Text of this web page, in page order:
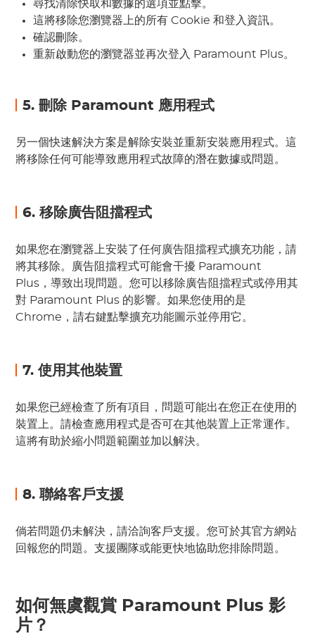
尋找清除快取和數據的選項並點擊。
這將移除您瀏覽器上的所有 Cookie 和登入資訊。
確認刪除。
重新啟動您的瀏覽器並再次登入 Paramount Plus。
5. 刪除 Paramount 應用程式
另一個快速解決方案是解除安裝並重新安裝應用程式。這
將移除任何可能導致應用程式故障的潛在數據或問題。
6. 移除廣告阻擋程式
如果您在瀏覽器上安裝了任何廣告阻擋程式擴充功能，請
將其移除。廣告阻擋程式可能會干擾 Paramount
Plus，導致出現問題。您可以移除廣告阻擋程式或停用其
對 Paramount Plus 的影響。如果您使用的是
Chrome，請右鍵點擊擴充功能圖示並停用它。
7. 使用其他裝置
如果您已經檢查了所有項目，問題可能出在您正在使用的
裝置上。請檢查應用程式是否可在其他裝置上正常運作。
這將有助於縮小問題範圍並加以解決。
8. 聯絡客戶支援
倘若問題仍未解決，請洽詢客戶支援。您可於其官方網站
回報您的問題。支援團隊或能更快地協助您排除問題。
如何無虞觀賞 Paramount Plus 影
片？